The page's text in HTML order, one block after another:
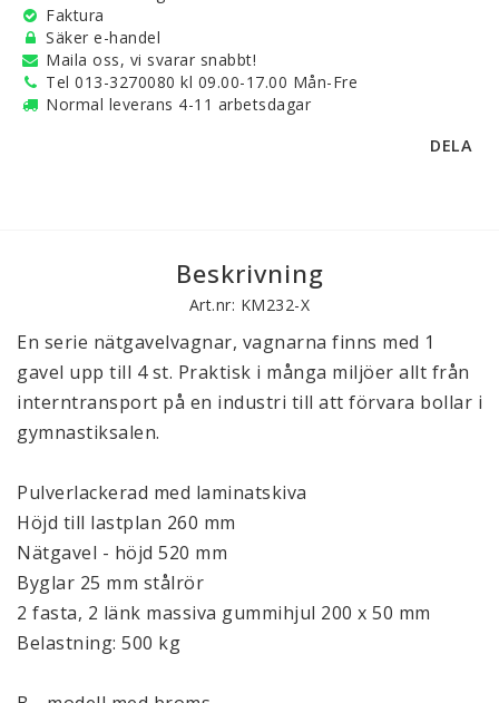
Faktura
Säker e-handel
Maila oss, vi svarar snabbt!
Tel 013-3270080 kl 09.00-17.00 Mån-Fre
Normal leverans 4-11 arbetsdagar
DELA
Beskrivning
Art.nr: KM232-X
En serie nätgavelvagnar, vagnarna finns med 1
gavel upp till 4 st. Praktisk i många miljöer allt från
interntransport på en industri till att förvara bollar i
gymnastiksalen.
Pulverlackerad med laminatskiva
Höjd till lastplan 260 mm
Nätgavel - höjd 520 mm
Byglar 25 mm stålrör
2 fasta, 2 länk massiva gummihjul 200 x 50 mm
Belastning: 500 kg